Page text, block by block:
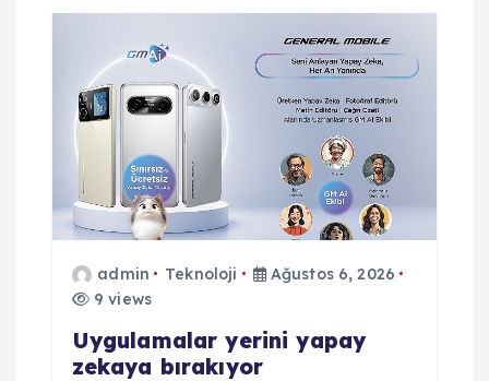
m
s
admin Teknoloji
Ağustos 6, 2026
9 views
Uygulamalar yerini yapay
zekaya bırakıyor